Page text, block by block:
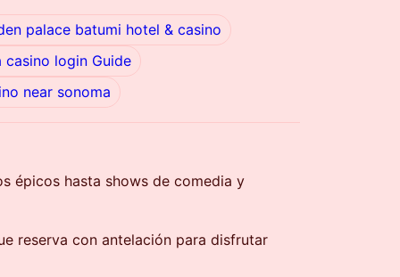
palace batumi hotel & casino
casino login Guide
near sonoma
épicos hasta shows de comedia y
reserva con antelación para disfrutar